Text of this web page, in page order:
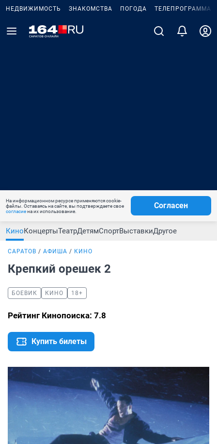
НЕДВИЖИМОСТЬ ЗНАКОМСТВА ПОГОДА ТЕЛЕПРОГРАММА
На информационном ресурсе применяются cookie-
файлы. Оставаясь на сайте, вы подтверждаете свое
согласиена их использование.
Согласен
КиноКонцертыТеатрДетямСпортВыставкиДругое
САРАТОВ АФИША КИНО
Крепкий орешек 2
БОЕВИК КИНО 18+
Рейтинг Кинопоиска: 7.8
Купить билеты